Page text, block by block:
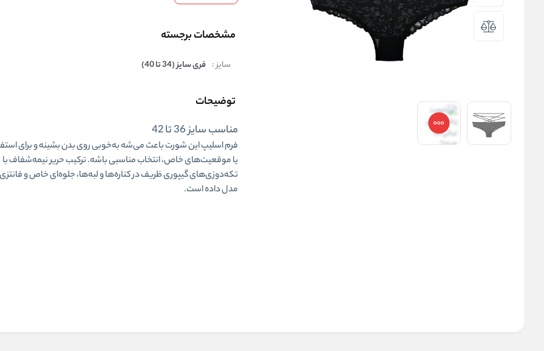
مشخصات برجسته
سایز : فری سایز (34 تا 40)
توضیحات
مناسب سایز 36 تا 42
فرم اسلیپ این شورت باعث می‌شه به‌خوبی روی بدن بشینه و برای
یاموقعیت‌های خاص، انتخاب مناسبی باشه. ترکیب حریر نیمه‌شفاف با
تکه‌دوزی‌های گیپوری ظریف در کناره‌ها و لبه‌ها، جلوه‌ای خاص و
مدل داده است.